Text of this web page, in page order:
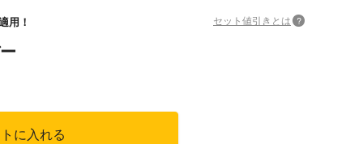
用！ セット値引きとは ?
に入れる